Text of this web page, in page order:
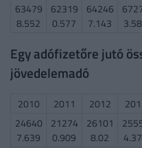
63479
8.552
62319
0.577
64246
7.143
Egy adófizetőre jutó
jövedelemadó
2010 2011 2012
24640
7.639
21274
0.909
26101
8.02